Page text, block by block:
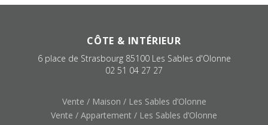
CÔTE & INTÉRIEUR
6 place de Strasbourg 85100 Les Sables d'Olonne
02 51 04 27 27
Vente / Maison / Les Sables d’Olonne
Vente / Appartement / Les Sables d’Olonne